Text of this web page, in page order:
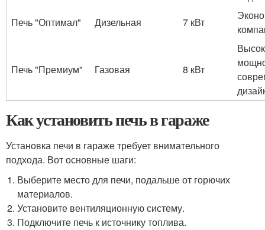
Печь "Оптимал"
Дизельная 7 кВт
Печь "Премиум" Газовая 8 кВт
Как установить печь в гараже
Установка печи в гараже требует внимательного
подхода. Вот основные шаги:
Выберите место для печи, подальше от горючих
материалов.
Установите вентиляционную систему.
Подключите печь к источнику топлива.